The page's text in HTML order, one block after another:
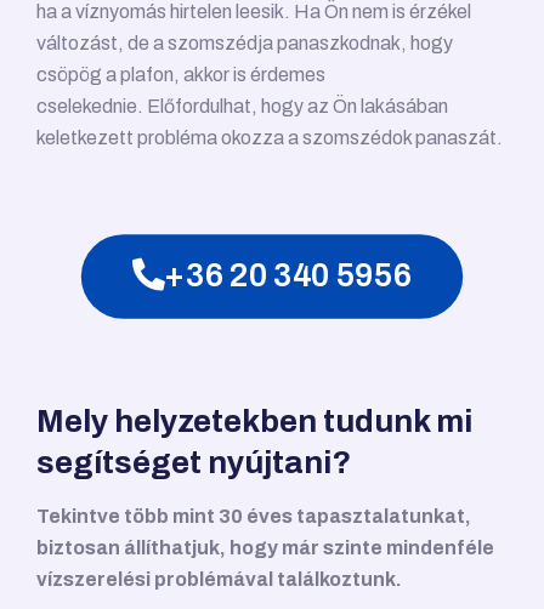
ha a víznyomás hirtelen leesik. Ha Ön nem is érzékel
változást, de a szomszédja panaszkodnak, hogy
csöpög a plafon, akkor is érdemes
cselekednie. Előfordulhat, hogy az Ön lakásában
keletkezett probléma okozza a szomszédok panaszát.
+36 20 340 5956
Mely helyzetekben tudunk mi
segítséget nyújtani?
Tekintve több mint 30 éves tapasztalatunkat,
biztosan állíthatjuk, hogy már szinte mindenféle
vízszerelési problémával találkoztunk.